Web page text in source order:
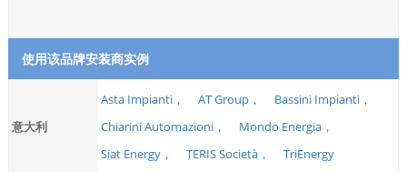
使用该品牌安装商实例
意大利
Asta Impianti， AT Group，
Bassini Impianti，
Chiarini Automazioni，
Mondo Energia，
Siat Energy，
TERIS Società， TriEnergy